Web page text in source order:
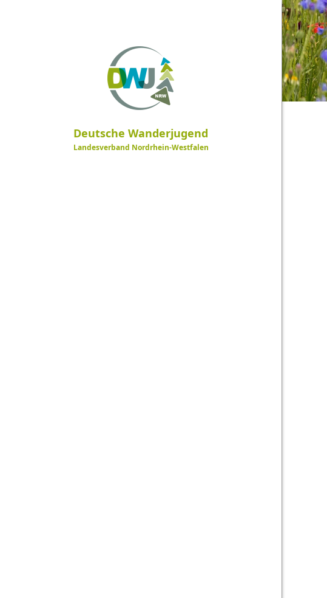
Deutsche Wanderjugend
Landesverband Nordrhein-Westfalen